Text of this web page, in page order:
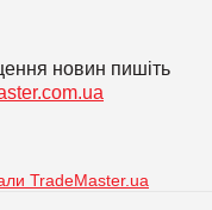
новин пишіть
TradeMaster.ua